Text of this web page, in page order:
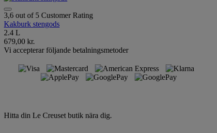
3,6 out of 5 Customer Rating
Kakburk stengods
2.4 L
679,00 kr.
Vi accepterar följande betalningsmetoder
Hitta din Le Creuset butik nära dig.